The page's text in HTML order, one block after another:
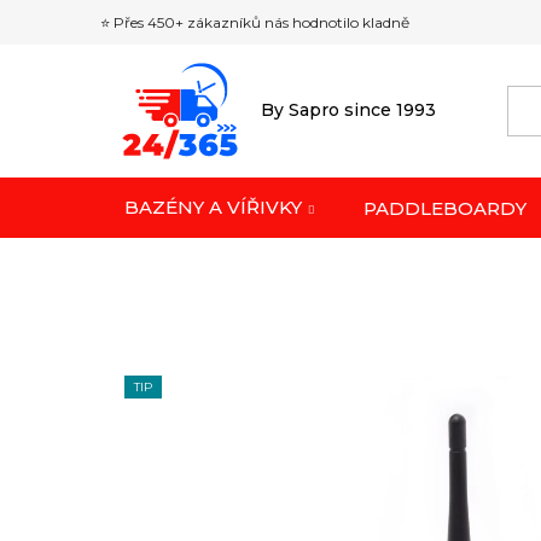
⭐ Přes 450+ zákazníků nás hodnotilo kladně
By Sapro since 1993
BAZÉNY A VÍŘIVKY PADDLEBOARDY
TIP